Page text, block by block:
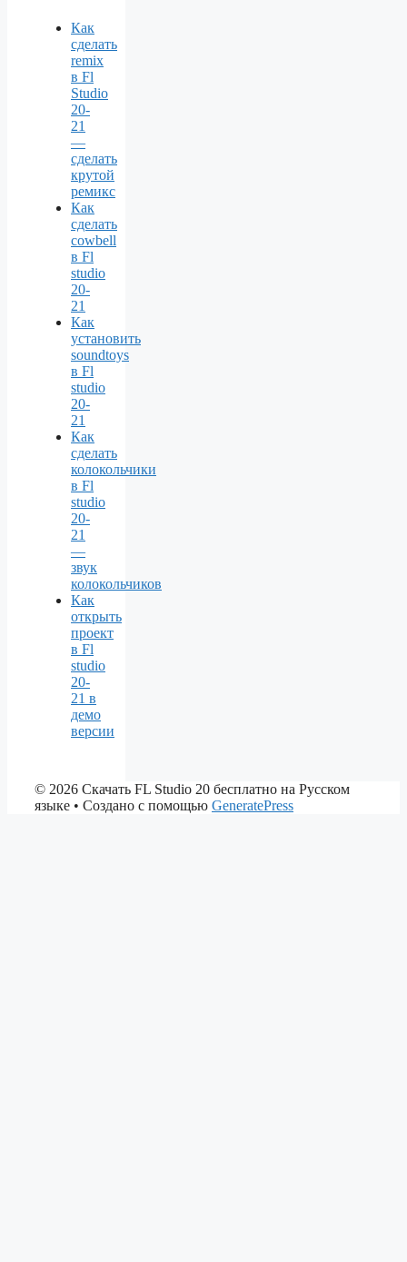
Как
сделать
remix
в Fl
Studio
20-
21
—
сделать
крутой
ремикс
Как
сделать
cowbell
в Fl
studio
20-
21
Как
установить
soundtoys
в Fl
studio
20-
21
Как
сделать
колокольчики
в Fl
studio
20-
21
—
звук
колокольчиков
Как
открыть
проект
в Fl
studio
20-
21 в
демо
версии
© 2026 Скачать FL Studio 20 бесплатно на Русском
языке • Создано с помощью GeneratePress